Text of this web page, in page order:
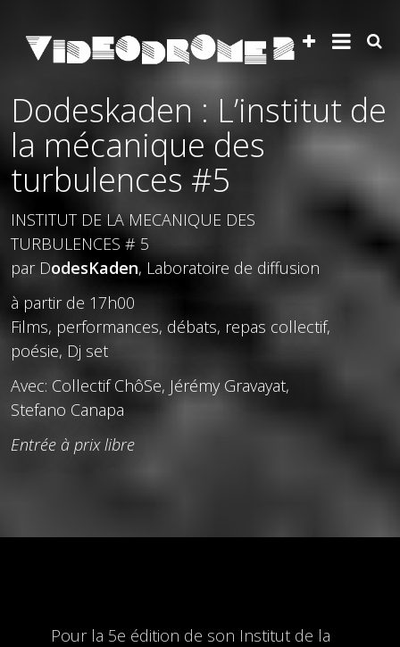
Dodeskaden : L’institut de
la mécanique des
turbulences #5
INSTITUT DE LA MECANIQUE DES
TURBULENCES # 5
par DodesKaden, Laboratoire de diffusion
à partir de 17h00
Films, performances, débats, repas collectif,
poésie, Dj set
Avec: Collectif ChôSe, Jérémy Gravayat,
Stefano Canapa
Entrée à prix libre
Pour la 5e édition de son Institut de la